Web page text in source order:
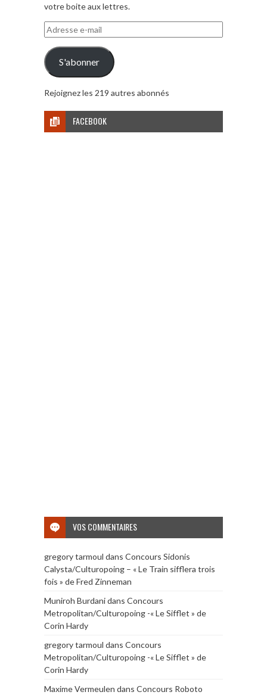
votre boite aux lettres.
Adresse
e-
mail
S'abonner
Rejoignez les 219 autres abonnés
FACEBOOK
VOS COMMENTAIRES
gregory tarmoul dans Concours Sidonis
Calysta/Culturopoing – « Le Train sifflera trois
fois » de Fred Zinneman
Muniroh Burdanidans Concours
Metropolitan/Culturopoing -« Le Sifflet » de
Corin Hardy
gregory tarmoul dans Concours
Metropolitan/Culturopoing -« Le Sifflet » de
Corin Hardy
Maxime Vermeulen dans Concours Roboto